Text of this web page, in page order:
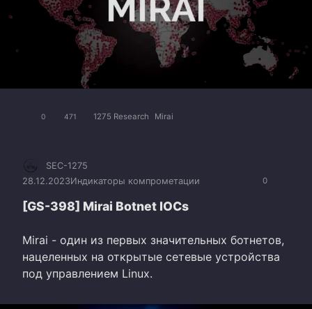
0 471 1275 Research Mirai
0
SEC-1275
28.12.2023Индикаторы компрометации
[GS-398] Mirai Botnet IOCs
Mirai - один из первых значительных ботнетов,
нацеленных на открытые сетевые устройства
под управлением Linux.